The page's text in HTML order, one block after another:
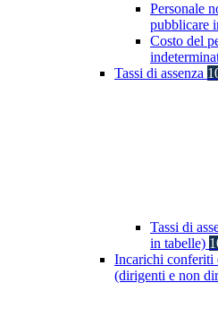
Personale
pubblicare
Costo del
Tassi di assenza
Tassi di
in tabelle)
Incarichi conferiti
(dirigenti e non